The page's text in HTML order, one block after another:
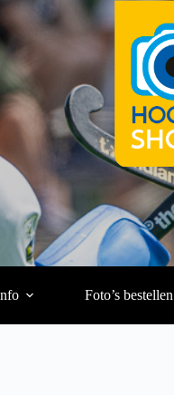
Foto’s bestellen